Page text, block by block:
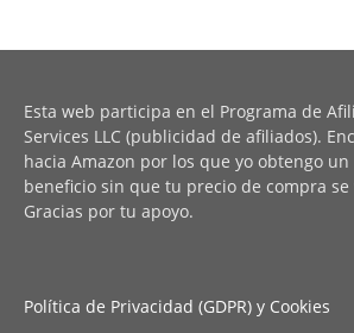
Esta web participa en el Programa de
Services LLC (publicidad de afiliados).
hacia Amazon por los que yo obtengo
beneficio sin que tu precio de compra
Gracias por tu apoyo.
Política de Privacidad (GDPR) y Cookies